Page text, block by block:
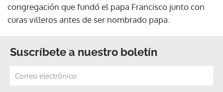
congregación que fundó el papa Francisco junto con
curas villeros antes de ser nombrado papa.
Suscríbete a nuestro boletín